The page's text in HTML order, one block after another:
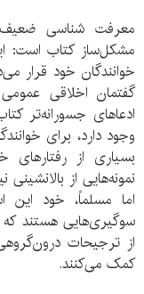
معرفت شناسی ضعیف
مشکل‌ساز کتاب است:
خوانندگان خود قرار
گفتمان اخلاقی عمومی
ادعاهای جسورانه‌تر
وجود دارد، برای
بسیاری از
نمونه‌هایی از
اما مسلماً، خود این
سوگیری‌هایی هستند که
از ترجیحات
کمک می‌کنند.